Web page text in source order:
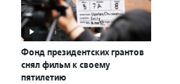
Фонд президентских грантов
снял фильм к своему
пятилетию